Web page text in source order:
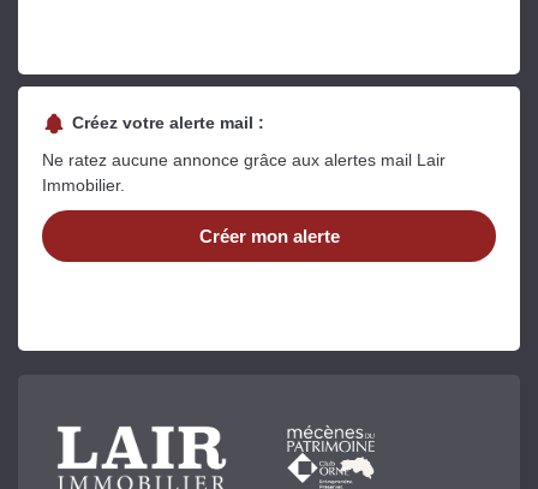
Créez votre alerte mail :
Ne ratez aucune annonce grâce aux alertes mail Lair
Immobilier.
Créer mon alerte